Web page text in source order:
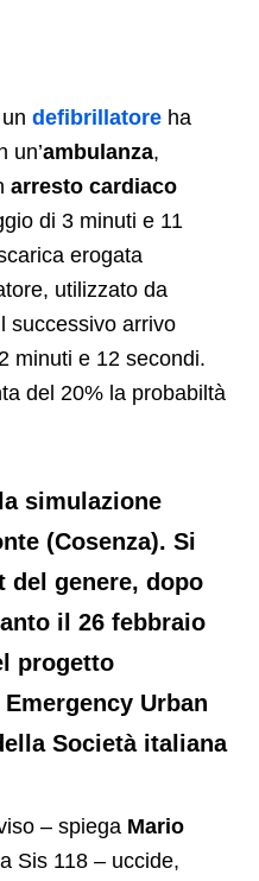
defibrillatore ha
un’ambulanza,
arresto cardiaco
di 3 minuti e 11
erogata
utilizzato da
successivo arrivo
minuti e 12 secondi.
del 20% la probabiltà
simulazione
(Cosenza). Si
del genere, dopo
il 26 febbraio
progetto
Urban
Società italiana
– spiega Mario
Sis 118 – uccide,